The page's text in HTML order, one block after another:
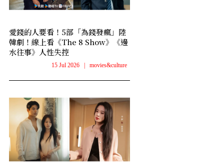
愛錢的人要看！5部「為錢發瘋」陸
韓劇！線上看《The 8 Show》《邊
水往事》人性失控
15 Jul 2026 movies&culture